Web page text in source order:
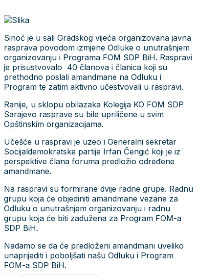
Sinoć je u sali Gradskog vijeća organizovana javna
rasprava povodom izmjene Odluke o unutrašnjem
organizovanju i Programa FOM SDP BiH. Raspravi
je prisustvovalo 40 članova i članica koji su
prethodno poslali amandmane na Odluku i
Program te zatim aktivno učestvovali u raspravi.
Ranije, u sklopu obilazaka Kolegija KO FOM SDP
Sarajevo rasprave su bile upriličene u svim
Opštinskim organizacijama.
Učešće u raspravi je uzeo i Generalni sekretar
Socijaldemokratske partije Irfan Čengić koji je iz
perspektive člana foruma predložio određene
amandmane.
Na raspravi su formirane dvije radne grupe. Radnu
grupu koja će objediniti amandmane vezane za
Odluku o unutrašnjem organizovanju i radnu
grupu koja će biti zadužena za Program FOM-a
SDP BiH.
Nadamo se da će predloženi amandmani uveliko
unaprijediti i poboljšati našu Odluku i Program
FOM-a SDP BiH.